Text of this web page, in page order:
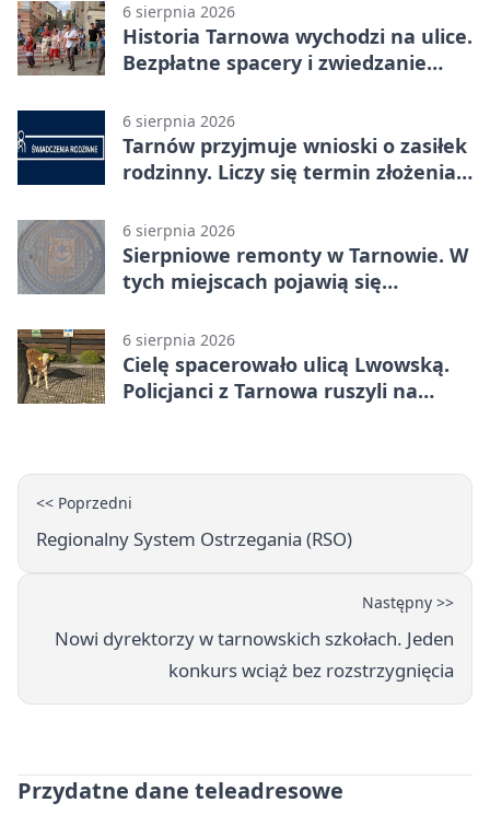
6 sierpnia 2026
Historia Tarnowa wychodzi na ulice.
Bezpłatne spacery i zwiedzanie
6 sierpnia 2026
Tarnów przyjmuje wnioski o zasiłek
rodzinny. Liczy się termin złożenia
6 sierpnia 2026
Sierpniowe remonty w Tarnowie. W
tych miejscach pojawią się
6 sierpnia 2026
Cielę spacerowało ulicą Lwowską.
Policjanci z Tarnowa ruszyli na
<< Poprzedni
Regionalny System Ostrzegania (RSO)
Następny >>
Nowi dyrektorzy w tarnowskich szkołach. Jeden
konkurs wciąż bez rozstrzygnięcia
Przydatne dane teleadresowe